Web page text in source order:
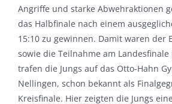
Angriffe und starke Abwehraktionen
das Halbfinale nach einem
15:10 zu gewinnen. Damit waren der
sowie die Teilnahme am
trafen die Jungs auf das Otto-Hahn
Nellingen, schon bekannt als
Kreisfinale. Hier zeigten die Jungs